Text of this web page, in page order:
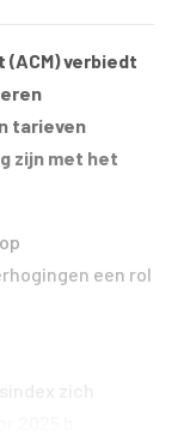
verbiedt
tarieven
zijn met het
een rol
zich